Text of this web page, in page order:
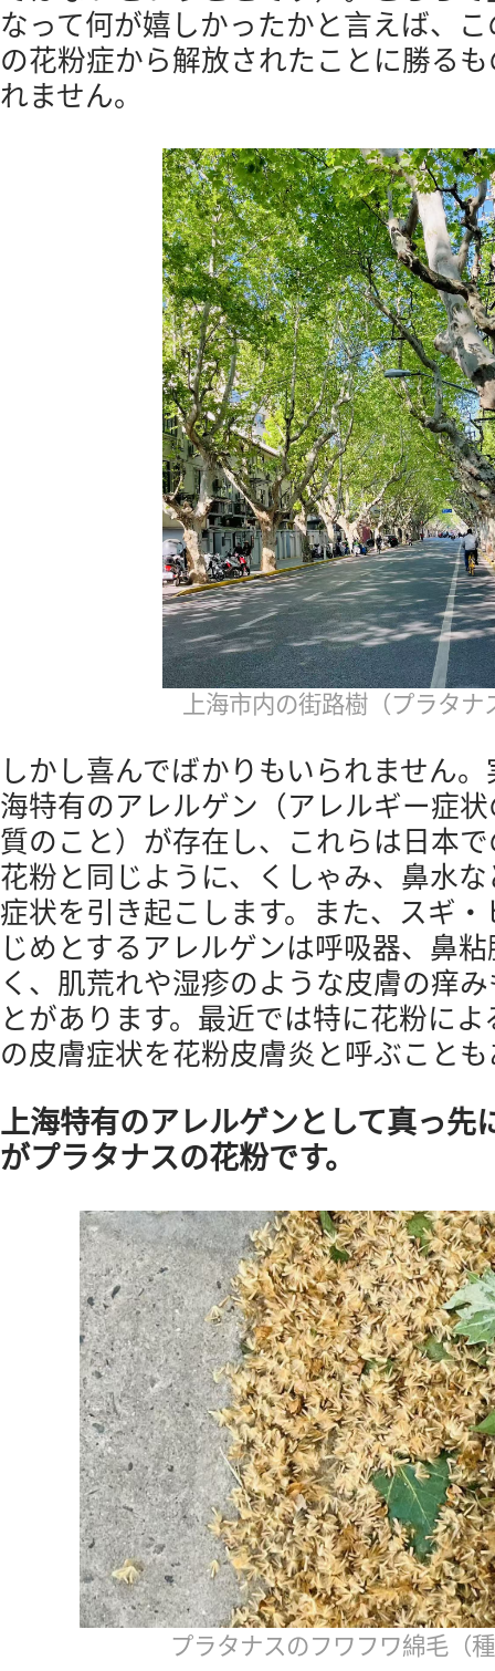
なって何が嬉しかったかと言えば、
の花粉症から解放されたことに勝る
れません。
上海市内の街路樹（プラタナ
しかし喜んでばかりもいられません。
海特有のアレルゲン（アレルギー症
質のこと）が存在し、これらは日本
花粉と同じように、くしゃみ、鼻水
症状を引き起こします。また、スギ
じめとするアレルゲンは呼吸器、鼻
く、肌荒れや湿疹のような皮膚の痒
とがあります。最近では特に花粉に
の皮膚症状を花粉皮膚炎と呼ぶこと
上海特有のアレルゲンとして真っ先
がプラタナスの花粉です。
プラタナスのフワフワ綿毛（